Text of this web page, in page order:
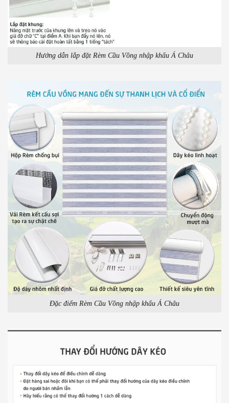
Hướng dẫn lắp đặt Rèm Cầu Vồng nhập khẩu Á Châu
Đặc điểm Rèm Cầu Vồng nhập khẩu Á Châu